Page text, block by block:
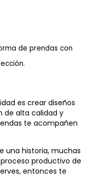
de prendas con
es crear diseños
de alta calidad y
te acompañen
una historia, muchas
productivo de
entonces te